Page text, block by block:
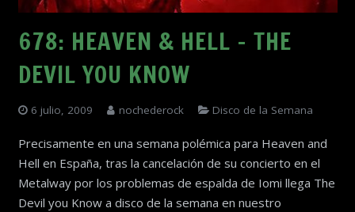
678: HEAVEN & HELL – THE
DEVIL YOU KNOW
6 julio, 2009 nochederock Disco de la Semana
Precisamente en una semana polémica para Heaven and
Hell en España, tras la cancelación de su concierto en el
Metalway por los problemas de espalda de Iomi llega The
Devil you Know a disco de la semana en nuestro